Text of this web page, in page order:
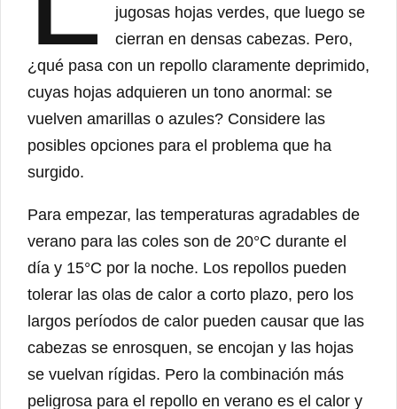
jugosas hojas verdes, que luego se
cierran en densas cabezas. Pero,
¿qué pasa con un repollo claramente deprimido,
cuyas hojas adquieren un tono anormal: se
vuelven amarillas o azules? Considere las
posibles opciones para el problema que ha
surgido.
Para empezar, las temperaturas agradables de
verano para las coles son de 20°C durante el
día y 15°C por la noche. Los repollos pueden
tolerar las olas de calor a corto plazo, pero los
largos períodos de calor pueden causar que las
cabezas se enrosquen, se encojan y las hojas
se vuelvan rígidas. Pero la combinación más
peligrosa para el repollo en verano es el calor y